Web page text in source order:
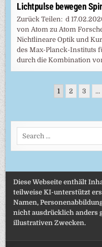
Lichtpulse bewegen
Zurück Teilen: d
von Atom zu Atom
Nichtlineare Optik und
des Max-Planck-Instituts
durch die Kombination
Beiträge
1 2 3 …
Diese Webseite enthält
teilweise KI-unterstützt
Namen,
nicht ausdrücklich anders
illustrativen Zwecken.